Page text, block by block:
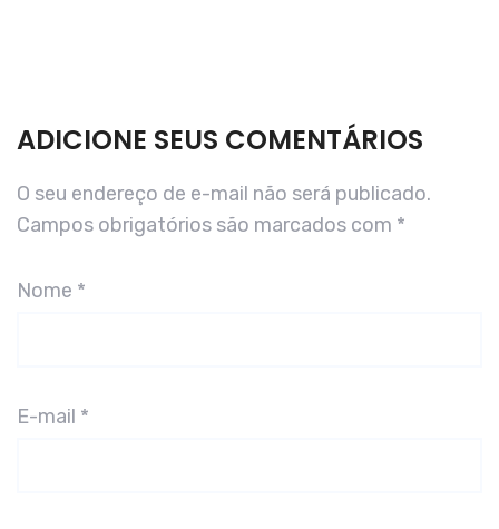
ADICIONE SEUS COMENTÁRIOS
O seu endereço de e-mail não será publicado.
Campos obrigatórios são marcados com *
Nome *
E-mail *